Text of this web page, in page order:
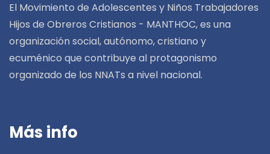
El Movimiento de Adolescentes y Niños Trabajadores
Hijos de Obreros Cristianos - MANTHOC, es una
organización social, autónomo, cristiano y
ecuménico que contribuye al protagonismo
organizado de los NNATs a nivel nacional.
Más info